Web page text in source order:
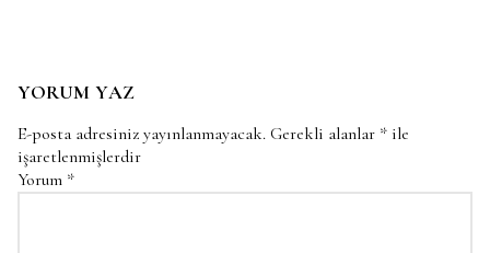
YORUM YAZ
E-posta adresiniz yayınlanmayacak. Gerekli alanlar * ile
işaretlenmişlerdir
Yorum *